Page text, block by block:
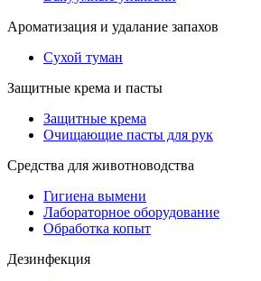
Ароматизация и удалание запахов
Сухой туман
Защитные крема и пасты
Защитные крема
Очищающие пасты для рук
Средства для животноводства
Гигиена вымени
Лабораторное оборудование
Обработка копыт
Дезинфекция